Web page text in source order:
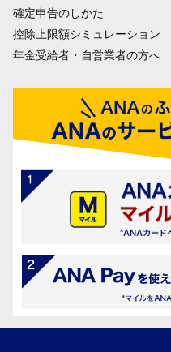
確定申告のしかた
控除上限額シミュレーション
年金受給者・自営業者の方へ